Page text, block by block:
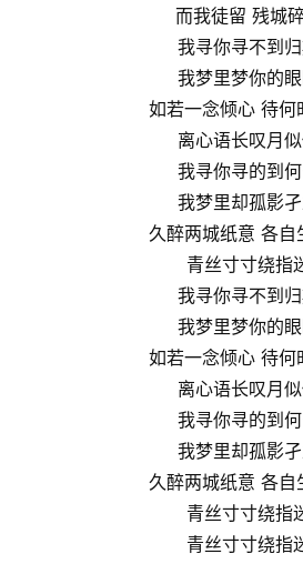
而我徒留 残城
我寻你寻不到
我梦里梦你的
如若一念倾心 待何
离心语长叹月
我寻你寻的到
我梦里却孤影
久醉两城纸意 各自
青丝寸寸绕指
我寻你寻不到
我梦里梦你的
如若一念倾心 待何
离心语长叹月
我寻你寻的到
我梦里却孤影
久醉两城纸意 各自
青丝寸寸绕指
青丝寸寸绕指